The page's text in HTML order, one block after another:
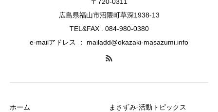
〒720-0311
広島県福山市沼隈町草深1938-13
TEL&FAX . 084-980-0380
e-mailアドレス ： mailadd@okazaki-masazumi.info
ホーム まさずみ-活動トピックス